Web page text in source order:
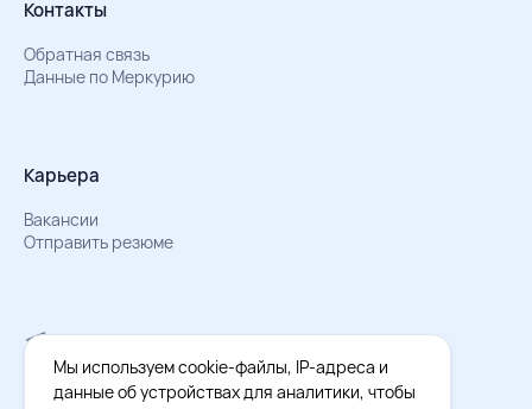
Контакты
Обратная связь
Данные по Меркурию
Карьера
Вакансии
Отправить резюме
Мы в Телеграм
Документы об обработке персональных данных
Охрана труда – результаты СОУТ
Мы используем cookie-файлы, IP-адреса и
данные об устройствах для аналитики, чтобы